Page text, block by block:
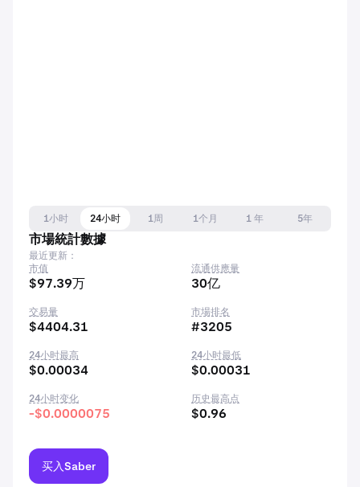
1小时 24小时 1周 1个月 1 年
5年
市場統計數據
最近更新：
市值
$97.39万
流通供應量
30亿
交易量
$4404.31
市場排名
#3205
24小时最高
$0.00034
24小时最低
$0.00031
24小时变化
-$0.0000075
历史最高点
$0.96
买入Saber